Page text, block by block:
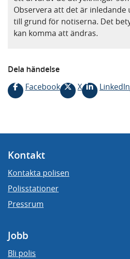
Observera att det är
till grund för notiserna. Det
kan komma att ändras.
Dela händelse
Facebook
X LinkedIn
Kontakt
Kontakta polisen
Polisstationer
Pressrum
Jobb
Bli polis